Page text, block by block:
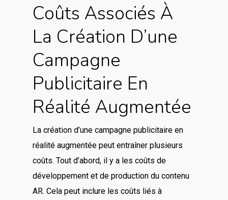
Coûts Associés À
La Création D’une
Campagne
Publicitaire En
Réalité Augmentée
La création d’une campagne publicitaire en
réalité augmentée peut entraîner plusieurs
coûts. Tout d’abord, il y a les coûts de
développement et de production du contenu
AR. Cela peut inclure les coûts liés à